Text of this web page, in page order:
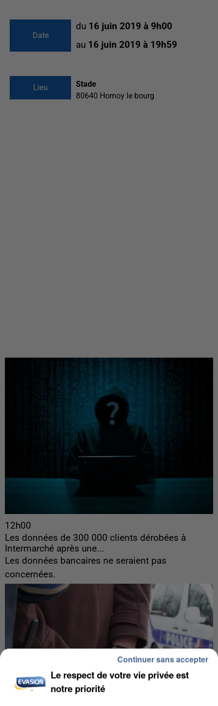
Date
du 16 juin 2019 à 9h00
au 16 juin 2019 à 19h59
Lieu
Stade
80640 Hornoy le bourg
12h00
Les données de 300 000 clients dérobées à
Intermarché après une...
Les données bancaires ne seraient pas
concernées.
Le respect de votre vie privée est
notre priorité
Continuer sans accepter